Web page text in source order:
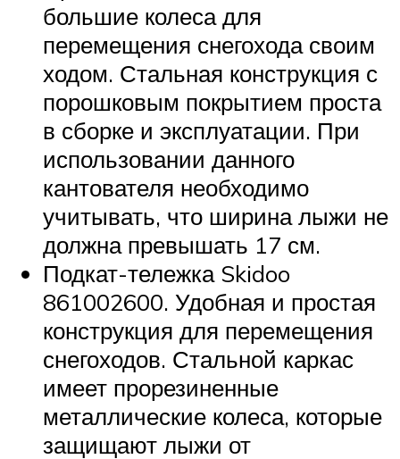
большие колеса для
перемещения снегохода своим
ходом. Стальная конструкция с
порошковым покрытием проста
в сборке и эксплуатации. При
использовании данного
кантователя необходимо
учитывать, что ширина лыжи не
должна превышать 17 см.
Подкат-тележка Skidoo
861002600. Удобная и простая
конструкция для перемещения
снегоходов. Стальной каркас
имеет прорезиненные
металлические колеса, которые
защищают лыжи от